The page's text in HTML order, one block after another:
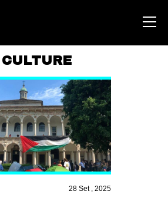
ABOUT
AREA
DEGENERAZIONE
GAZA FREESTYLE
CSOA LAMBRETTA
CULTURE
28 Set , 2025